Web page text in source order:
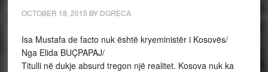
OCTOBER 18, 2015 BY DGRECA
Isa Mustafa de facto nuk është kryeministër i Kosovës/
Nga Elida BUÇPAPAJ/
Titulli në dukje absurd tregon një realitet. Kosova nuk ka